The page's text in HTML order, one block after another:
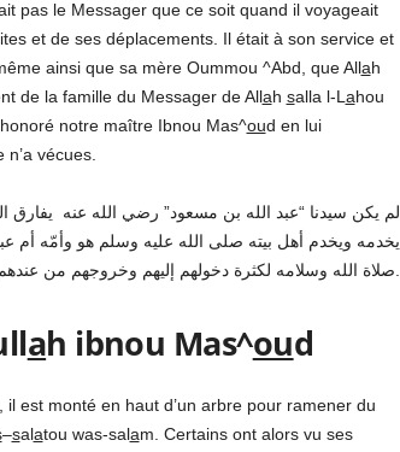
pas le Messager que ce soit quand il voyageait
et de ses déplacements. Il était à son service et
ainsi que sa mère Oummou ^Abd, que Allah
de la famille du Messager de Allah salla l-L ahou
notre maître Ibnou Mas^oud en lui
vécues.
لم يكن سيدنا “عبد الله بن مسعود” رضي الله عنه يفارق
يخدمه ويخدم أهل بيته صلى الله عليه وسلم هو وأمّه أم
ah ibnou Mas^oud
est monté en haut d’un arbre pour ramener du
–salatou was-salam. Certains ont alors vu ses